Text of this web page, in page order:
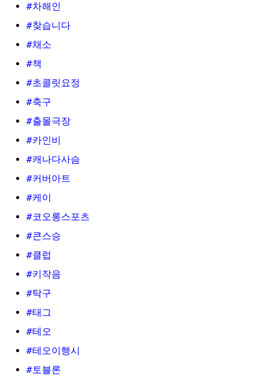
#차해인
#찾습니다
#채소
#책
#초콜릿요정
#축구
#출몰극장
#카인비
#캐나다사슴
#커버아트
#케이
#코오롱스포츠
#큰스승
#클럽
#키작음
#탁구
#태그
#테오
#테오이행시
#토블론